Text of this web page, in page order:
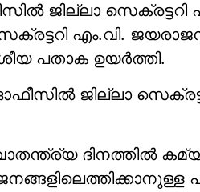
ജില്ലാ സെക്രട്ടറി
എം.വി.
പതാക ഉയര്‍ത്തി.
ജില്ലാ
ദിനത്തില്‍